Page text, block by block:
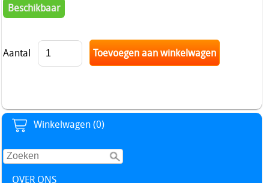
Winkelwagen (0)
OVER ONS
Beschikbaar
Aantal